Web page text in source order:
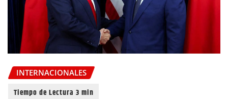
INTERNACIONALES